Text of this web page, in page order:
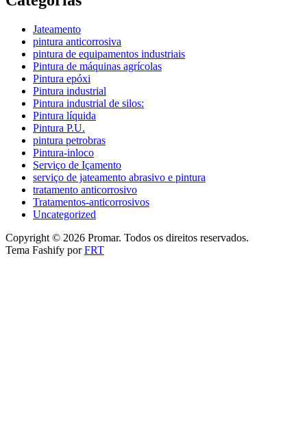
Jateamento
pintura anticorrosiva
pintura de equipamentos industriais
Pintura de máquinas agrícolas
Pintura epóxi
Pintura industrial
Pintura industrial de silos:
Pintura líquida
Pintura P.U.
pintura petrobras
Pintura-inloco
Serviço de Içamento
serviço de jateamento abrasivo e pintura
tratamento anticorrosivo
Tratamentos-anticorrosivos
Uncategorized
Copyright © 2026 Promar. Todos os direitos reservados.
Tema Fashify porFRT